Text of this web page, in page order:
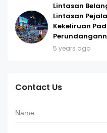
Lintasan
Lintasan
Kekeliruan
5 years ago
Contact Us